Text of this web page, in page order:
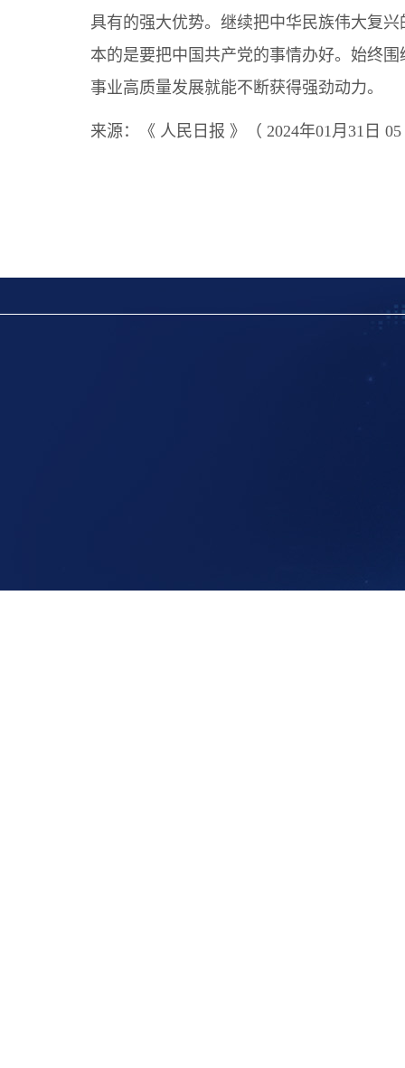
具有的强大优势。继续把中华民族伟大复
本的是要把中国共产党的事情办好。始终
事业高质量发展就能不断获得强劲动力。
来源： 《 人民日报 》（ 2024年01月31日